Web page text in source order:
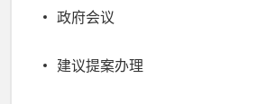
政府会议
建议提案办理